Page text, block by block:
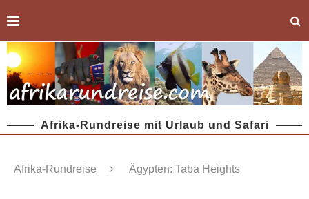
Afrika-Rundreise mit Urlaub und Safari
Afrika-Rundreise Ägypten: Taba Heights